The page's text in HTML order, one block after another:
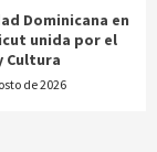
Dominicana en
unida por el
Cultura
de 2026